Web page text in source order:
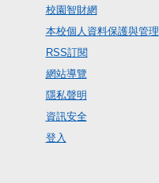
校園智財網
本校個人資料保護與管理
RSS訂閱
網站導覽
隱私聲明
資訊安全
登入